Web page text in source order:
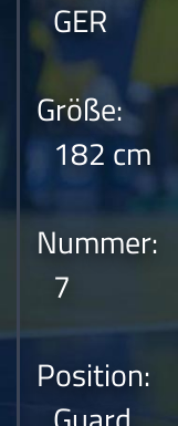
GER
Größe:
182 cm
Nummer:
7
Position: